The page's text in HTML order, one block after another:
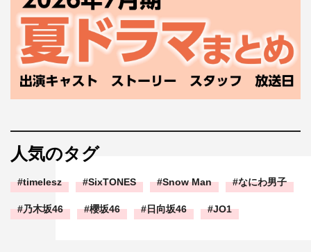
人気のタグ
timelesz SixTONES Snow Man なにわ男子
乃木坂46 櫻坂46 日向坂46 JO1